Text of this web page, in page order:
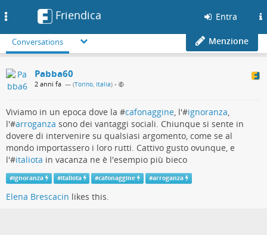
Friendica Entra
Conversations Menzione
Pabba60
2 anni fa — (Torino, Italia) •
Viviamo in un epoca dove la #cafonaggine, l'#ignoranza,
l'#arroganza sono dei vantaggi sociali. Chiunque si sente in
dovere di intervenire su qualsiasi argomento, come se al
mondo importassero i loro rutti. Cattivo gusto ovunque, e
l'#italiota in vacanza ne è l'esempio più bieco
#ignoranza #italiota #cafonaggine #arroganza
Elena Brescacin likes this.